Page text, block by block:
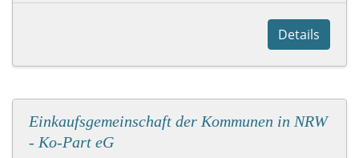
Details
Einkaufsgemeinschaft der Kommunen in NRW
- Ko-Part eG